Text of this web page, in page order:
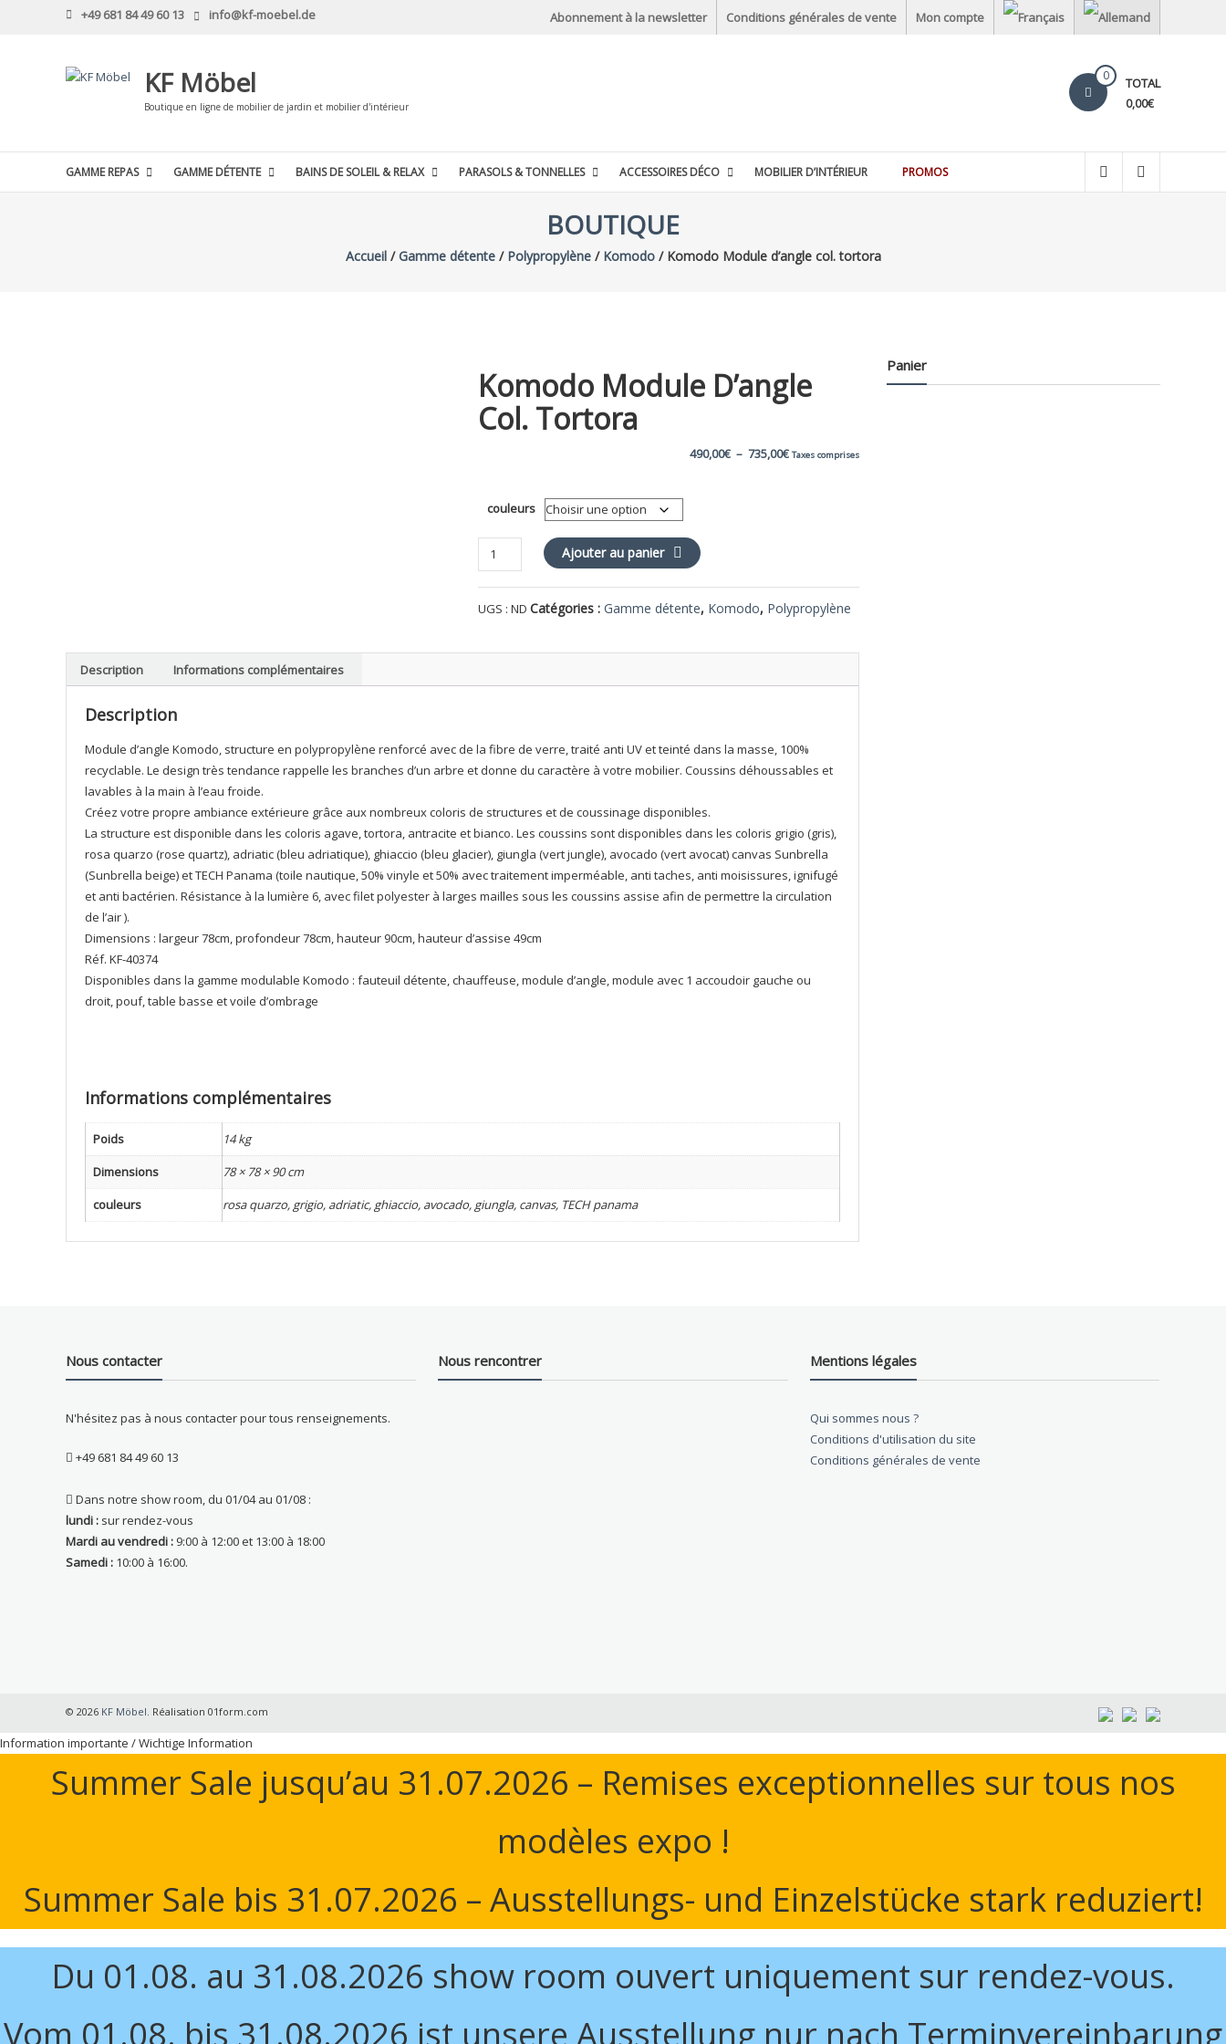
+49 681 84 49 60 13 info@kf-moebel.de Abonnement à la newsletter Conditions générales de vente Mon compte
KF Möbel
Boutique en ligne de mobilier de jardin et mobilier d'intérieur
0 TOTAL
0,00€
GAMME REPAS GAMME DÉTENTE BAINS DE SOLEIL & RELAX PARASOLS & TONNELLES ACCESSOIRES DÉCO MOBILIER D’INTÉRIEUR PROMOS
BOUTIQUE
Accueil/Gamme détente/ Polypropylène/ Komodo/ Komodo Module d’angle col. tortora
Komodo Module D’angle
Col. Tortora
490,00€ – 735,00€Plage
Taxes comprises
couleurs
quantité
de
Komodo
Module
col.
Ajouter au panier
UGS :ND Catégories :Gamme détente, Komodo, Polypropylène
Description Informations complémentaires
Description
Module d’angle Komodo, structure en polypropylène renforcé avec de la fibre de verre, traité anti UV et teinté dans la masse, 100%
recyclable. Le design très tendance rappelle les branches d’un arbre et donne du caractère à votre mobilier. Coussins déhoussables et
lavables à la main à l’eau froide.
Créez votre propre ambiance extérieure grâce aux nombreux coloris de structures et de coussinage disponibles.
La structure est disponible dans les coloris agave, tortora, antracite et bianco. Les coussins sont disponibles dans les coloris grigio (gris),
rosa quarzo (rose quartz), adriatic (bleu adriatique), ghiaccio (bleu glacier), giungla (vert jungle), avocado (vert avocat) canvas Sunbrella
(Sunbrella beige) et TECH Panama (toile nautique, 50% vinyle et 50% avec traitement imperméable, anti taches, anti moisissures, ignifugé
et anti bactérien. Résistance à la lumière 6, avec filet polyester à larges mailles sous les coussins assise afin de permettre la circulation
de l’air ).
Dimensions : largeur 78cm, profondeur 78cm, hauteur 90cm, hauteur d’assise 49cm
Réf. KF-40374
Disponibles dans la gamme modulable Komodo : fauteuil détente, chauffeuse, module d’angle, module avec 1 accoudoir gauche ou
droit, pouf, table basse et voile d’ombrage
Informations complémentaires
Poids
14 kg
Dimensions
78 × 78 × 90 cm
couleurs
rosa quarzo, grigio, adriatic, ghiaccio, avocado, giungla, canvas, TECH panama
Panier
Nous contacter
N'hésitez pas à nous contacter pour tous renseignements.
+49 681 84 49 60 13
Dans notre show room, du 01/04 au 01/08 :
lundi : sur rendez-vous
Mardi au vendredi : 9:00 à 12:00 et 13:00 à 18:00
Samedi : 10:00 à 16:00.
Nous rencontrer Mentions légales
Qui sommes nous ?
Conditions d'utilisation du site
Conditions générales de vente
© 2026 KF Möbel. Réalisation 01form.com
Information importante / Wichtige Information
Summer Sale jusqu’au 31.07.2026 – Remises exceptionnelles sur tous nos
modèles expo !
Summer Sale bis 31.07.2026 – Ausstellungs- und Einzelstücke stark reduziert!
Du 01.08. au 31.08.2026 show room ouvert uniquement sur rendez-vous.
Vom 01.08. bis 31.08.2026 ist unsere Ausstellung nur nach Terminvereinbarung